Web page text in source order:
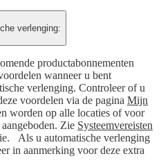
verlenging:
productabonnementen
wanneer u bent
verlenging. Controleer of u
voordelen via de pagina Mijn
worden op alle locaties of voor
Zie Systeemvereisten
Als u automatische verlenging
in aanmerking voor deze extra